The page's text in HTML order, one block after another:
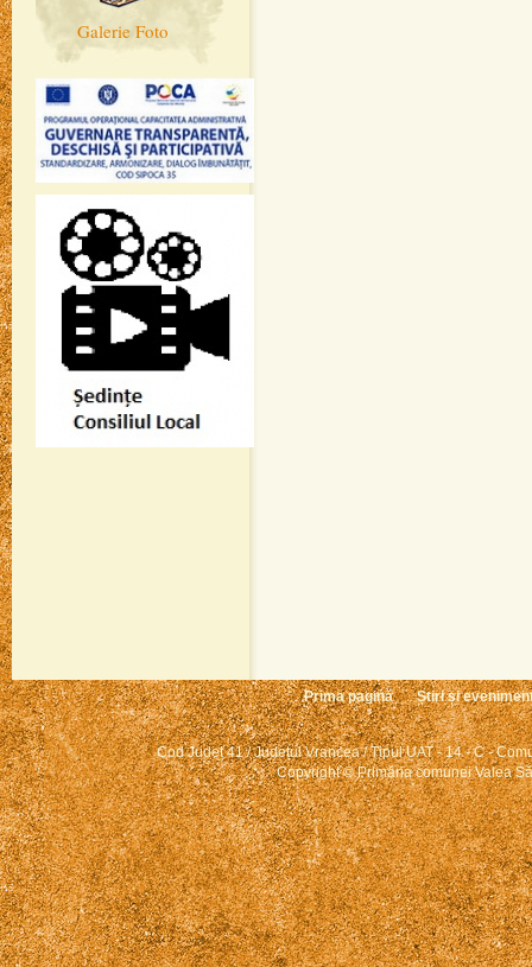
Galerie Foto
Prima pagină Știri și
Cod Județ 41 / Județul Vrancea / Tipul UAT - 14 - C -
Copyright © Primăria comunei Valea